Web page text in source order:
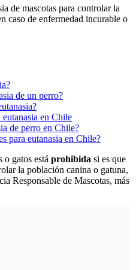
de mascotas para controlar la
caso de enfermedad incurable o
de un perro?
en Chile
de perro en Chile?
para eutanasia en Chile?
o gatos está prohibida si es que
la población canina o gatuna,
Responsable de Mascotas, más